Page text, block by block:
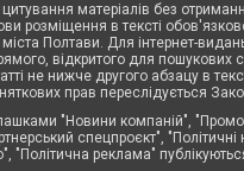
матеріалів без
розміщення в тексті
Полтави. Для інтернет-
відкритого для пошукових
не нижче другого абзацу в
прав переслідується
"Новини компаній",
спецпроєкт",
"Політична реклама"